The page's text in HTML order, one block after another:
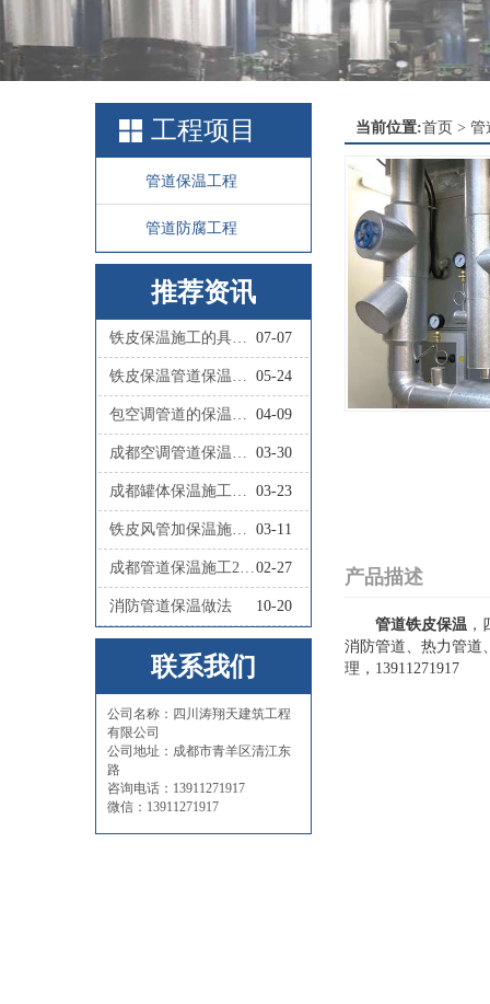
工程项目
管道保温工程
管道防腐工程
推荐资讯
铁皮保温施工的具体步骤有哪些？ 07-07
铁皮保温管道保温施工的具体流程是怎样的？ 05-24
包空调管道的保温材料叫什么 04-09
成都空调管道保温施工队联系人 03-30
成都罐体保温施工队联系人 03-23
铁皮风管加保温施工怎么做 03-11
成都管道保温施工2026四川涛翔天管道保温施工02-27
消防管道保温做法 10-20
联系我们
公司名称：四川涛翔天建筑工程
有限公司
公司地址：成都市青羊区清江东
路
咨询电话：13911271917
微信：13911271917
当前位置:首页 > 管
产品描述
管道铁皮保温
消防管道、热力管道
理，13911271917